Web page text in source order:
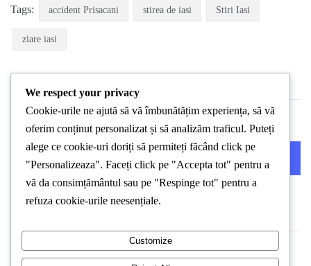
Tags: accident Prisacani stirea de iasi Stiri Iasi
ziare iasi
PREVIOUS POST NEXT POST
We respect your privacy
Cookie-urile ne ajută să vă îmbunătățim experiența, să vă
oferim conținut personalizat și să analizăm traficul. Puteți
alege ce cookie-uri doriți să permiteți făcând click pe
"Personalizeaza". Faceți click pe "Accepta tot" pentru a
vă da consimțământul sau pe "Respinge tot" pentru a
refuza cookie-urile neesențiale.
Customize